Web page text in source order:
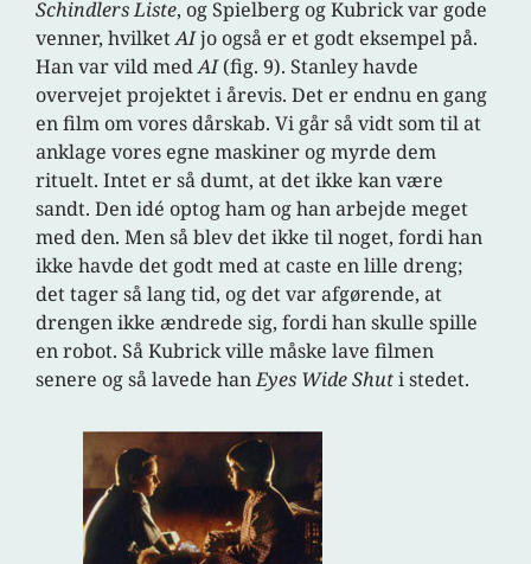
Schindlers Liste, og Spielberg og Kubrick var gode
venner, hvilketAIjo også er et godt eksempel på.
Han var vild medAI(fig. 9). Stanley havde
overvejet projektet i årevis. Det er endnu en gang
en film om vores dårskab. Vi går så vidt som til at
anklage vores egne maskiner og myrde dem
rituelt. Intet er så dumt, at det ikke kan være
sandt. Den idé optog ham og han arbejde meget
med den. Men så blev det ikke til noget, fordi han
ikke havde det godt med at caste en lille dreng;
det tager så lang tid, og det var afgørende, at
drengen ikke ændrede sig, fordi han skulle spille
en robot. Så Kubrick ville måske lave filmen
senere og så lavede hanEyes Wide Shuti stedet.